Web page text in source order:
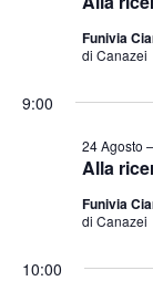
Funivia
di Canazei
9:00
Alla
24 Agosto
Funivia
di Canazei
10:00